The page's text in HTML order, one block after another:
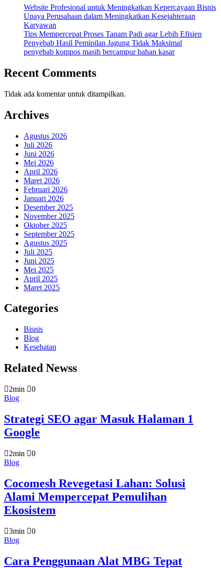
Website Profesional untuk Meningkatkan Kepercayaan Bisnis
Upaya Perusahaan dalam Meningkatkan Kesejahteraan
Karyawan
Tips Mempercepat Proses Tanam Padi agar Lebih Efisien
Penyebab Hasil Pemipilan Jagung Tidak Maksimal
penyebab kompos masih bercampur bahan kasar
Recent Comments
Tidak ada komentar untuk ditampilkan.
Archives
Agustus 2026
Juli 2026
Juni 2026
Mei 2026
April 2026
Maret 2026
Februari 2026
Januari 2026
Desember 2025
November 2025
Oktober 2025
September 2025
Agustus 2025
Juli 2025
Juni 2025
Mei 2025
April 2025
Maret 2025
Categories
Bisnis
Blog
Kesehatan
Related Newss
2min
0
Blog
Strategi SEO agar Masuk Halaman 1
Google
2min
0
Blog
Cocomesh Revegetasi Lahan: Solusi
Alami Mempercepat Pemulihan
Ekosistem
3min
0
Blog
Cara Penggunaan Alat MBG Tepat